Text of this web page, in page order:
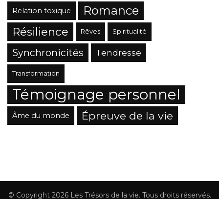
Relation toxique Romance
Résilience Rêves Spiritualité
Synchronicités Tendresse
Transformation
Témoignage personnel
Âme du monde Épreuve de la vie
© Copyright 2026 Les Trésors de la vie. Tous droits réservés.